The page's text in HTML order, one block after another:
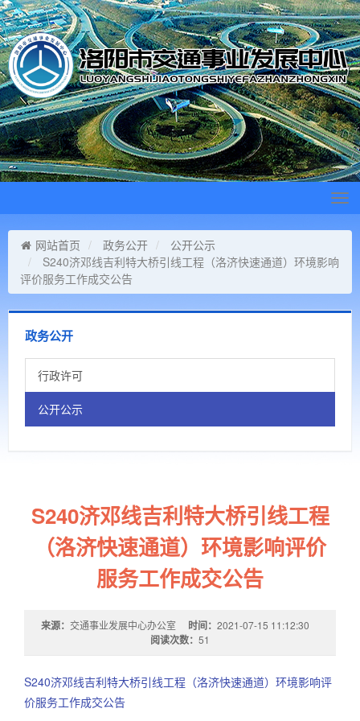
网站首页
政务公开
公开公示
S240济邓线吉利特大桥引线工程（洛济快速通道）环境影响
评价服务工作成交公告
政务公开
行政许可
公开公示
S240济邓线吉利特大桥引线工程
（洛济快速通道）环境影响评价
服务工作成交公告
来源： 交通事业发展中心办公室 时间： 2021-07-15 11:12:30
阅读次数： 51
S240济邓线吉利特大桥引线工程（洛济快速通道）环境影响评
价服务工作成交公告